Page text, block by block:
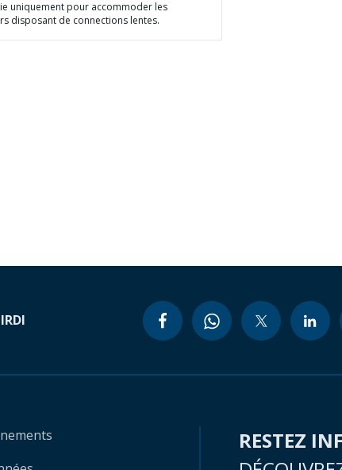
uniquement pour accommoder les
disposant de connections lentes.
RESTEZ